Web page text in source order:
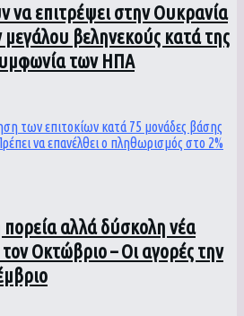
να επιτρέψει στην Ουκρανία
βεληνεκούς κατά της
των ΗΠΑ
πορεία αλλά δύσκολη νέα
Οκτώβριο – Οι αγορές την